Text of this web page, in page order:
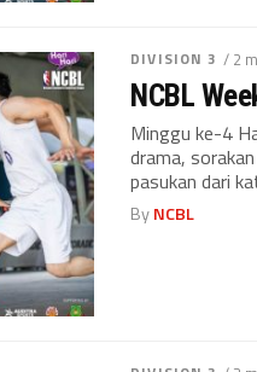
DIVISION 3 / 2
NCBL
Minggu ke-4
drama,
pasukan dari
ByNCBL